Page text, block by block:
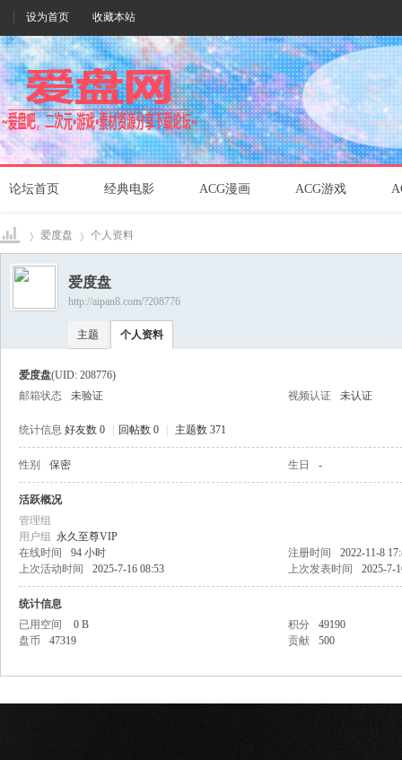
设为首页 收藏本站
论坛首页 经典电影 ACG漫画 ACG游戏
爱盘›
爱度盘 个人资料
爱度盘
http://aipan8.com/?208776
主题 个人资料
爱度盘(UID: 208776)
邮箱状态
未验证 视频认证 未认证
统计信息 好友数 0 回帖数 0 主题数 371
性别 保密 生日 -
活跃概况
管理组
用户组 永久至尊VIP
在线时间
94 小时 注册时间
2022-11-8
上次活动时间
2025-7-16 08:53 上次发表时间 2025-7-
统计信息
已用空间
0 B 积分
49190
盘币
47319 贡献 500